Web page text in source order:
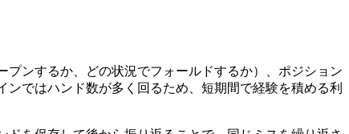
ンするか、どの状況でフォールドするか）、ポジション
ではハンド数が多く回るため、短期間で経験を積める利